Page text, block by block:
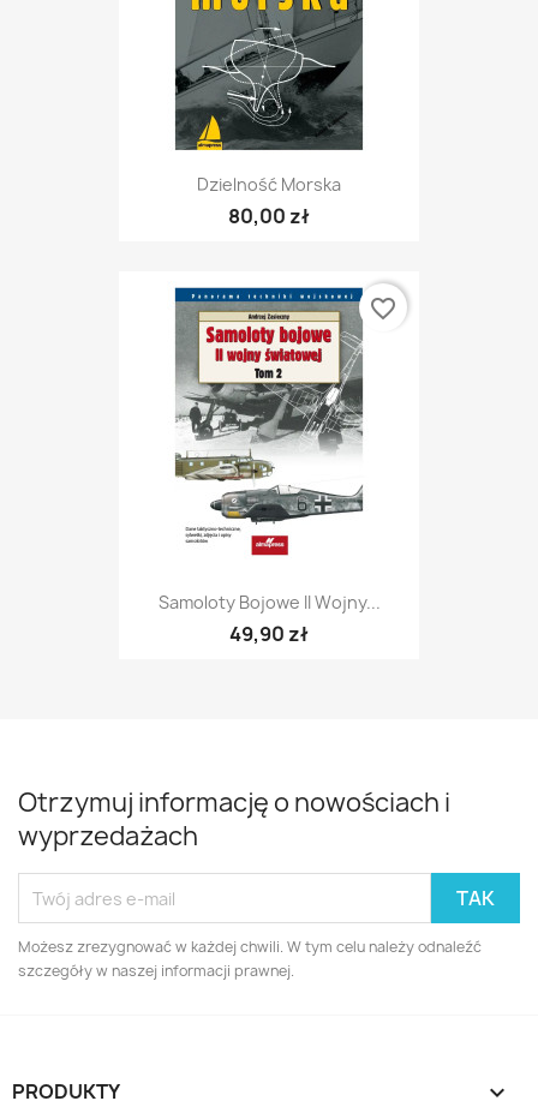
Dzielność Morska
80,00 zł
Samoloty Bojowe II Wojny...
49,90 zł
favorite_border
Otrzymuj informację o nowościach i
wyprzedażach
Możesz zrezygnować w każdej chwili. W tym celu należy odnaleźć
szczegóły w naszej informacji prawnej.
PRODUKTY 